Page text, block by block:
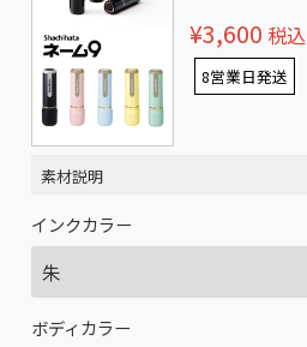
¥3,600 税込
8営業日発送
素材説明
インクカラー
ボディカラー